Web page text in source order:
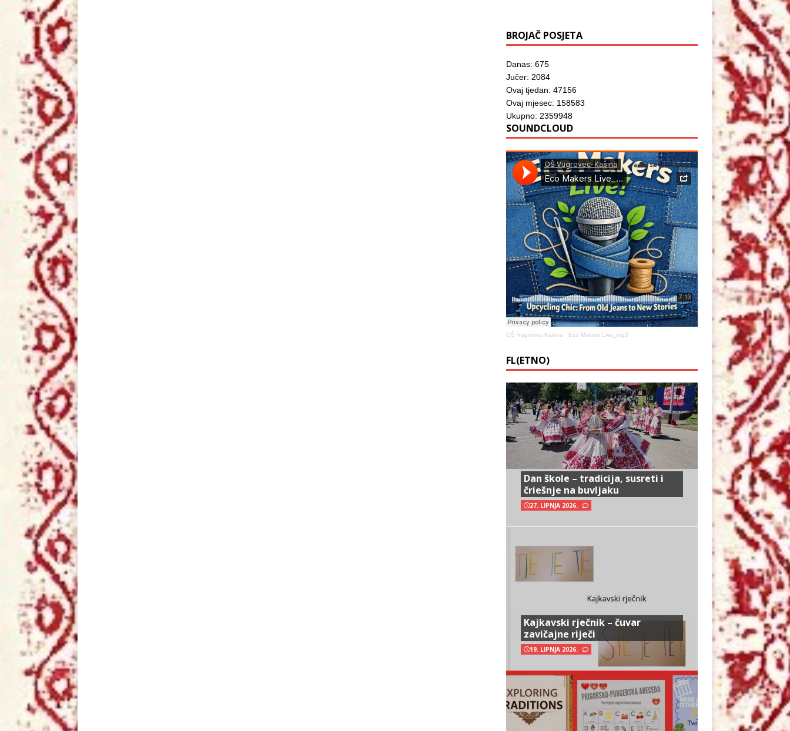
BROJAČ POSJETA
Danas: 675
Jučer: 2084
Ovaj tjedan: 47156
Ovaj mjesec: 158583
Ukupno: 2359948
SOUNDCLOUD
OŠ Vugrovec-Kašina · Eco Makers Live_mp3
FL(ETNO)
Dan škole – tradicija, susreti i
čriešnje na buvljaku
27. LIPNJA 2026.
Kajkavski rječnik – čuvar
zavičajne riječi
19. LIPNJA 2026.